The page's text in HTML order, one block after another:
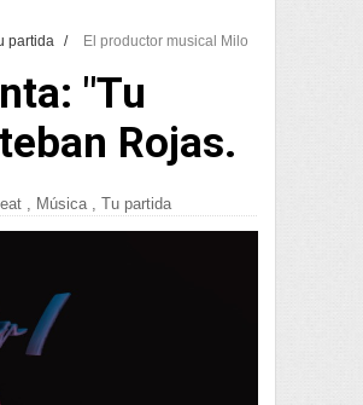
partida /
El productor musical Milo
"Tu
Rojas.
, Música, Tu partida